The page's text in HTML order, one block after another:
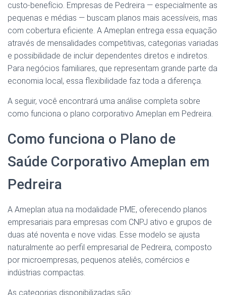
custo-benefício. Empresas de Pedreira — especialmente as
pequenas e médias — buscam planos mais acessíveis, mas
com cobertura eficiente. A Ameplan entrega essa equação
através de mensalidades competitivas, categorias variadas
e possibilidade de incluir dependentes diretos e indiretos.
Para negócios familiares, que representam grande parte da
economia local, essa flexibilidade faz toda a diferença.
A seguir, você encontrará uma análise completa sobre
como funciona o plano corporativo Ameplan em Pedreira.
Como funciona o Plano de
Saúde Corporativo Ameplan em
Pedreira
A Ameplan atua na modalidade PME, oferecendo planos
empresariais para empresas com CNPJ ativo e grupos de
duas até noventa e nove vidas. Esse modelo se ajusta
naturalmente ao perfil empresarial de Pedreira, composto
por microempresas, pequenos ateliês, comércios e
indústrias compactas.
As categorias disponibilizadas são: